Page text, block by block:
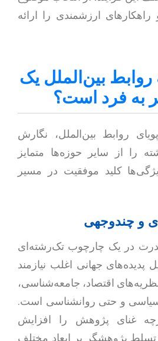
راهکارهای ارزشمندی را ارائه
روابط بین‌الملل یک
به فرد است؟
روابط بین‌الملل، نگارش
را از سایر حوزه‌ها متمایز
کلید موفقیت در مسیر
و چندوجهی
ندرت در یک چارچوب تک‌رشته‌ای
جهانی اغلب نیازمند
نظریه‌های اقتصاد، جامعه‌شناسی،
سیاسی و حتی روانشناسی است.
غنای پژوهش را افزایش
پژوهشگر بر ابعاد مختلف